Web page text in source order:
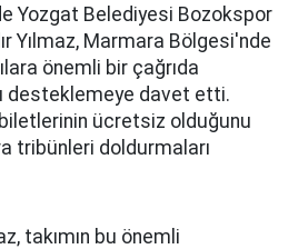
Yozgat Belediyesi Bozokspor
Yılmaz, Marmara Bölgesi'nde
önemli bir çağrıda
desteklemeye davet etti.
ücretsiz olduğunu
tribünleri doldurmaları
takımın bu önemli